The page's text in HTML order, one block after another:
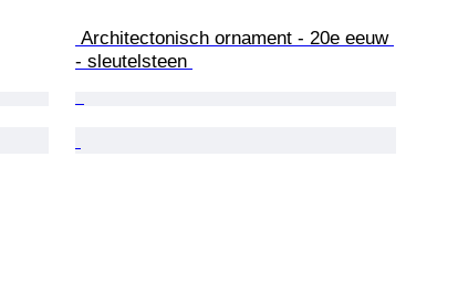
- sleutelsteen